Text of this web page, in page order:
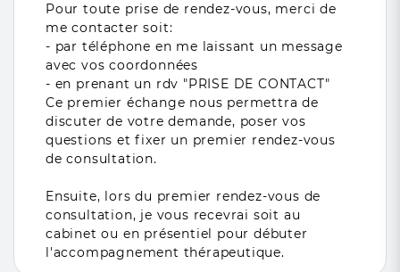
Pour toute prise de rendez-vous, merci de
me contacter soit:
- par téléphone en me laissant un message
avec vos coordonnées
- en prenant un rdv "PRISE DE CONTACT"
Ce premier échange nous permettra de
discuter de votre demande, poser vos
questions et fixer un premier rendez-vous
de consultation.
Ensuite, lors du premier rendez-vous de
consultation, je vous recevrai soit au
cabinet ou en présentiel pour débuter
l'accompagnement thérapeutique.